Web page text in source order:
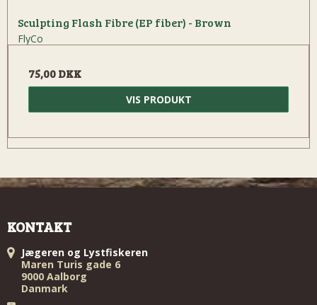
Sculpting Flash Fibre (EP fiber) - Brown
FlyCo
75,00 DKK
VIS PRODUKT
KONTAKT
Jægeren og Lystfiskeren
Maren Turis gade 6
9000 Aalborg
Danmark